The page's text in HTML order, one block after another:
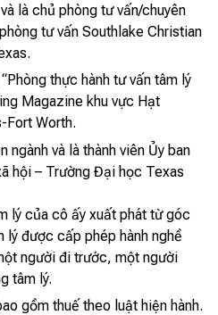
là chủ phòng tư vấn/chuyên
tư vấn Southlake Christian
thực hành tư vấn tâm lý
Magazine khu vực Hạt
Fort Worth.
ngành và là thành viên Ủy ban
hội – Trường Đại học Texas
lý của cô ấy xuất phát từ góc
lý được cấp phép hành nghề
người đi trước, một người
tâm lý.
gồm thuế theo luật hiện hành.